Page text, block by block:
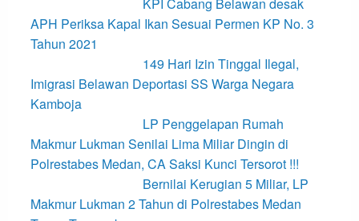
APH Periksa Kapal Ikan Sesuai Permen KP No. 3
Tahun 2021
149 Hari Izin Tinggal Ilegal,
Imigrasi Belawan Deportasi SS Warga Negara
Kamboja
LP Penggelapan Rumah
Makmur Lukman Senilai Lima Miliar Dingin di
Polrestabes Medan, CA Saksi Kunci Tersorot !!!
Bernilai Kerugian 5 Miliar, LP
Makmur Lukman 2 Tahun di Polrestabes Medan